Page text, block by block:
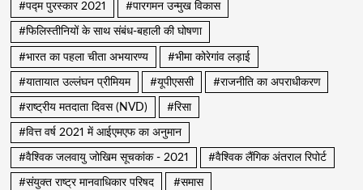
#पद्म पुरस्कार 2021 #पारगमन उन्मुख विकास
#फिलिस्तीनियों के साथ संबंध-बहाली की घोषणा
#भारत का पहला चीता अभयारण्य #भीमा कोरेगांव लड़ाई
#यातायात उल्लंघन प्रीमियम #यूपीएससी #राजनीति का अपराधीकरण
#राष्ट्रीय मतदाता दिवस (NVD) #रिसा
#वित्त वर्ष 2021 में आईएमएफ का अनुमान
#वैश्विक जलवायु जोखिम सूचकांक - 2021 #वैश्विक लैंगिक अंतराल रिपोर्ट
#संयुक्त राष्ट्र मानवाधिकार परिषद #समास